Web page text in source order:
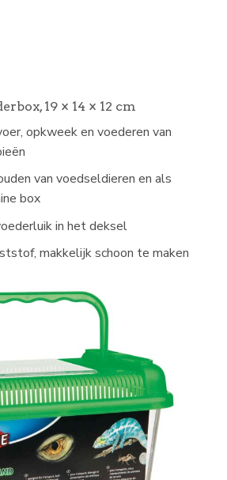
19 × 14 × 12 cm
opkweek en voederen van
van voedseldieren en als
box
in het deksel
makkelijk schoon te maken